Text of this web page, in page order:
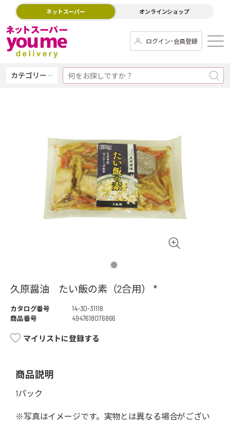
ネットスーパー オンラインショップ
ログイン･会員登録
カテゴリー
久原醤油 たい飯の素（2合用） *
カタログ番号
14-30-31118
商品番号
4947618076866
マイリストに登録する
商品説明
1パック
※写真はイメージです。実物とは異なる場合がござい